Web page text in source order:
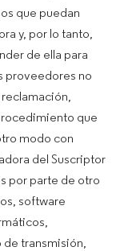
que puedan
y, por lo tanto,
de ella para
proveedores no
que
modo con
del Suscriptor
por parte de otro
software
transmisión,